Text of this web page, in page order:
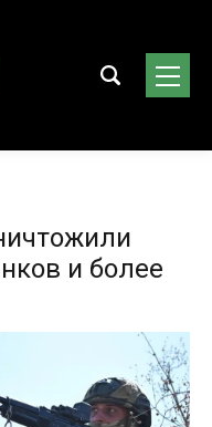
и более